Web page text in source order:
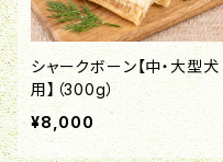
シャークボーン【中・大型犬
用】（300g）
¥8,000